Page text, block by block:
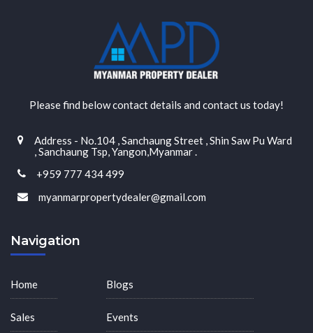
Please find below contact details and contact us today!
Address - No.104 , Sanchaung Street , Shin Saw Pu Ward
, Sanchaung Tsp, Yangon,Myanmar .
+959 777 434 499
myanmarpropertydealer@gmail.com
Navigation
Home
Sales
Blogs
Events